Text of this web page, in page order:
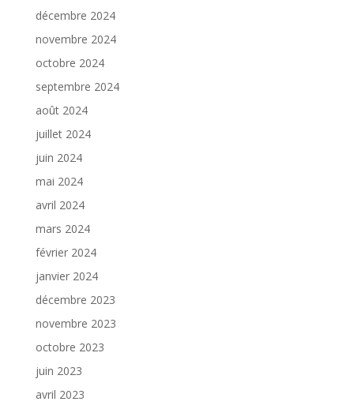
décembre 2024
novembre 2024
octobre 2024
septembre 2024
août 2024
juillet 2024
juin 2024
mai 2024
avril 2024
mars 2024
février 2024
janvier 2024
décembre 2023
novembre 2023
octobre 2023
juin 2023
avril 2023